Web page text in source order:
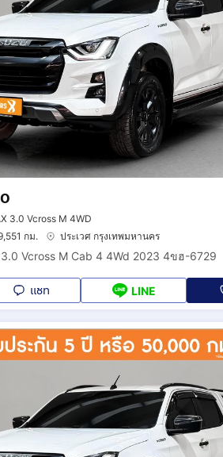
3.0 Vcross M 4WD
กม. ประเวศ กรุงเทพมหานคร
Vcross M Cab 4 4Wd 2023 4ขฮ-6729
แชท LINE